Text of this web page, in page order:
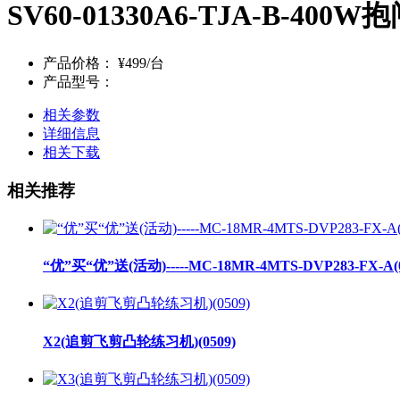
SV60-01330A6-TJA-B-400W抱
产品价格：
¥499/台
产品型号：
相关参数
详细信息
相关下载
相关推荐
“优”买“优”送(活动)-----MC-18MR-4MTS-DVP283-FX-
X2(追剪飞剪凸轮练习机)(0509)